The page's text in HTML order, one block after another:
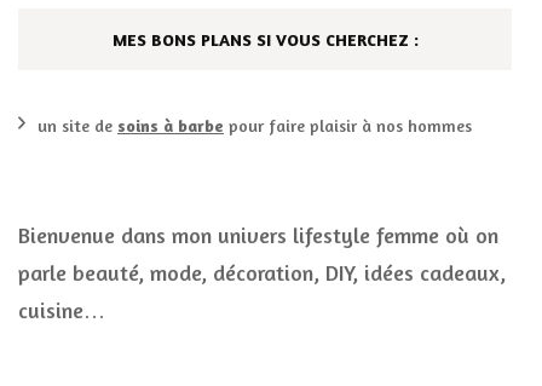
MES BONS PLANS SI VOUS CHERCHEZ :
un site de soins à barbe pour faire plaisir à nos hommes
Bienvenue dans mon univers lifestyle femme où on
parle beauté, mode, décoration, DIY, idées cadeaux,
cuisine…